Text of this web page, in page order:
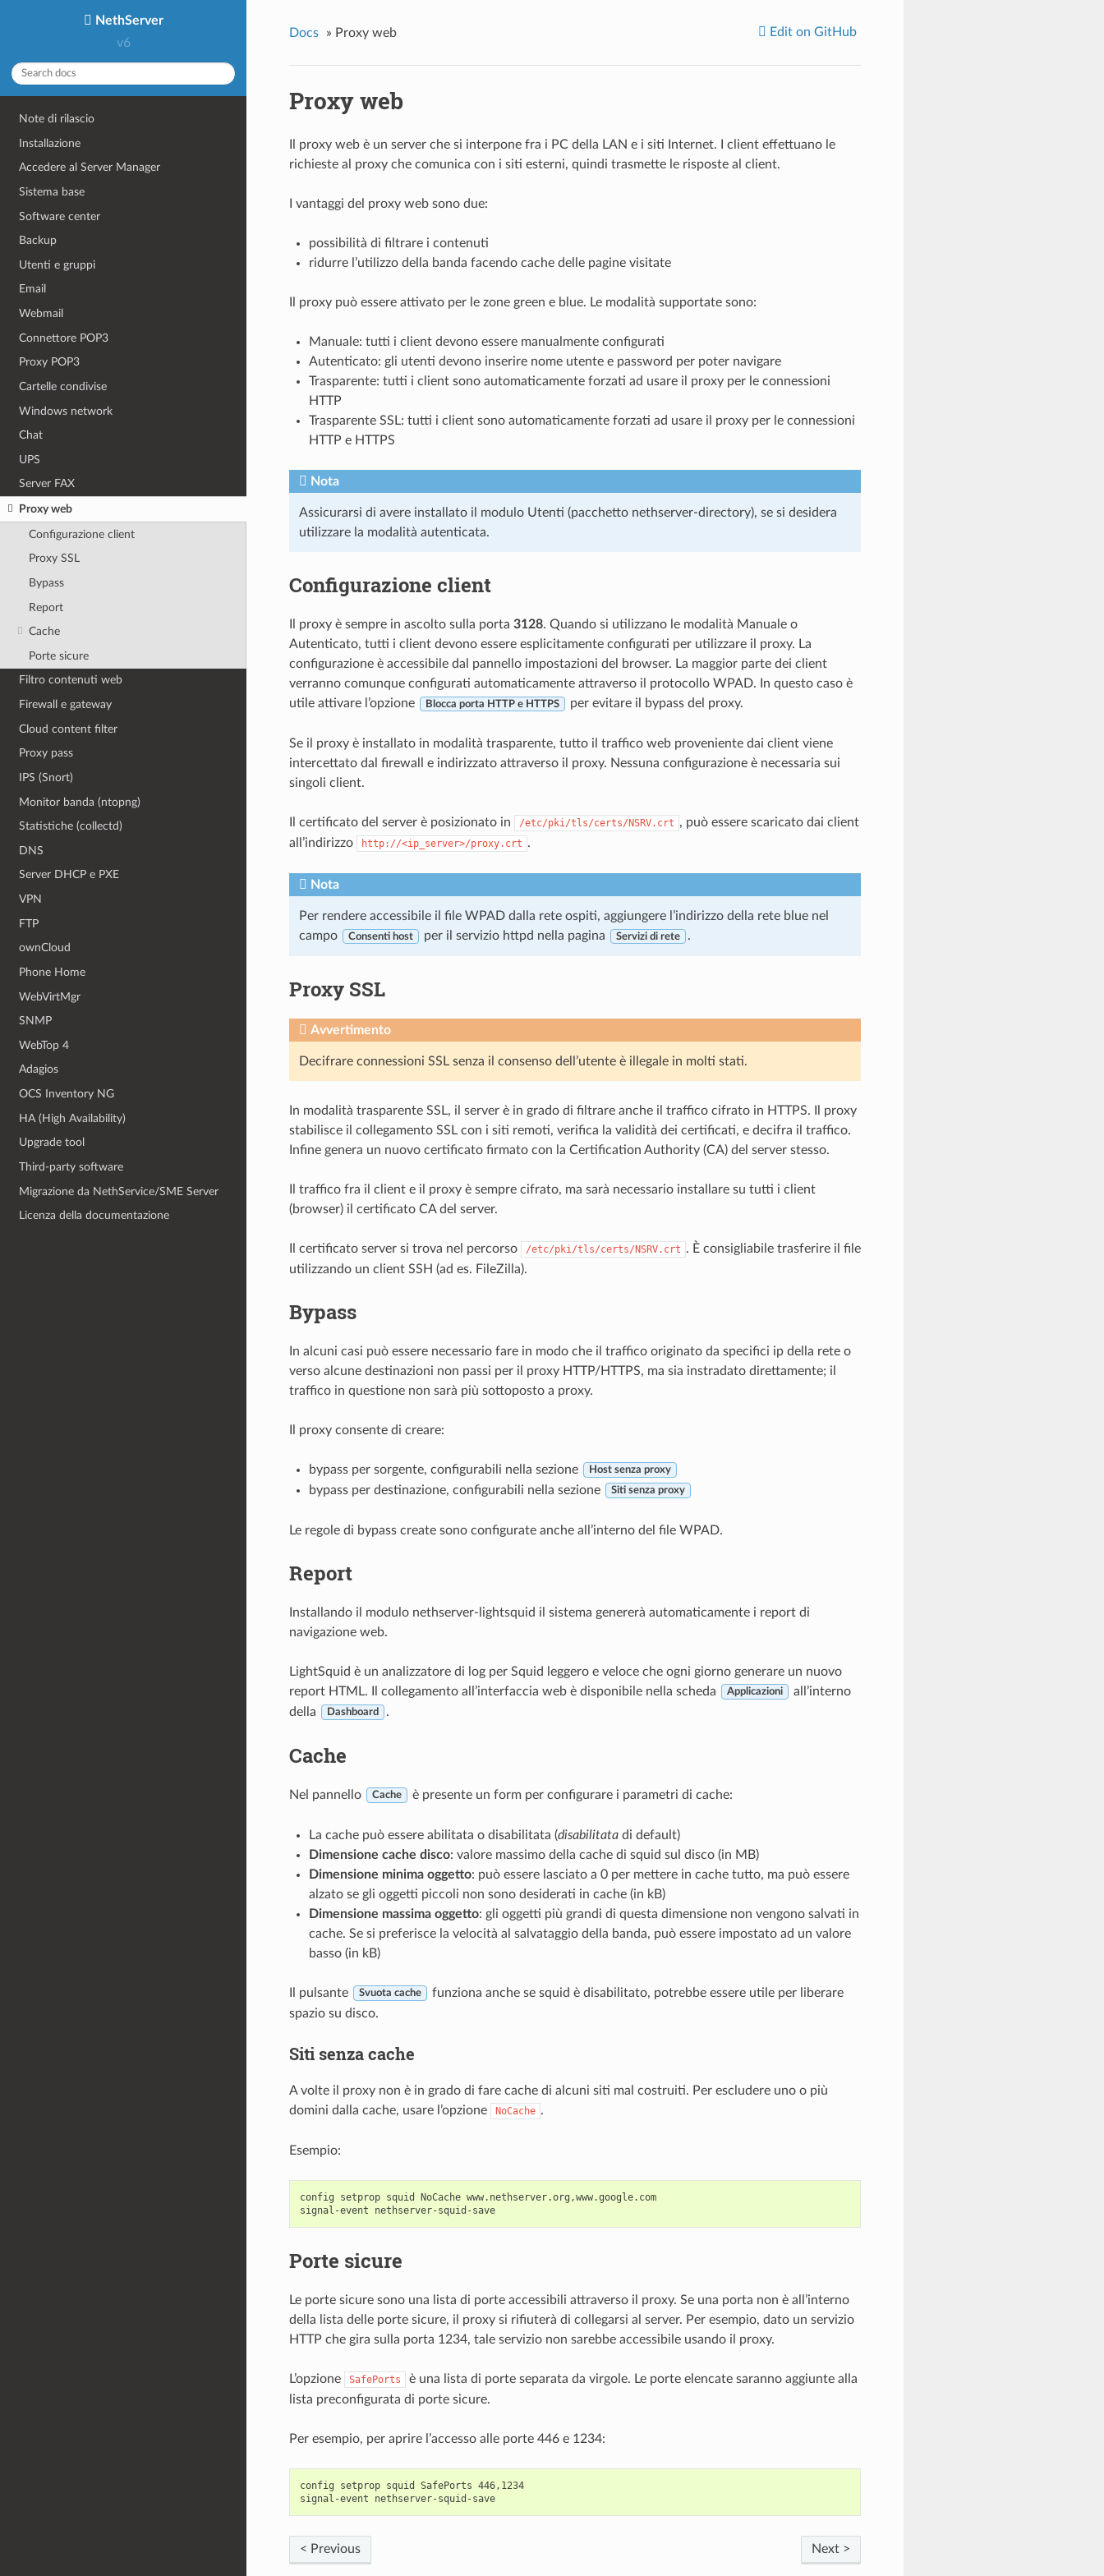
NethServer
v6
Note di rilascio
Installazione
Accedere al Server Manager
Sistema base
Software center
Backup
Utenti e gruppi
Email
Webmail
Connettore POP3
Proxy POP3
Cartelle condivise
Windows network
Chat
UPS
Server FAX
Proxy web
Configurazione client
Proxy SSL
Bypass
Report
Cache
Porte sicure
Filtro contenuti web
Firewall e gateway
Cloud content filter
Proxy pass
IPS (Snort)
Monitor banda (ntopng)
Statistiche (collectd)
DNS
Server DHCP e PXE
VPN
FTP
ownCloud
Phone Home
WebVirtMgr
SNMP
WebTop 4
Adagios
OCS Inventory NG
HA (High Availability)
Upgrade tool
Third-party software
Migrazione da NethService/SME Server
Licenza della documentazione
Docs » Proxy web Edit on GitHub
Proxy web
proxy web è un server che si interpone fra i PC della LAN e i siti Internet. I client effettuano le
richieste al proxy che comunica con i siti esterni, quindi trasmette le risposte al client.
I vantaggi del proxy web sono due:
possibilità di filtrare i contenuti
ridurre l’utilizzo della banda facendo cache delle pagine visitate
Il proxy può essere attivato per le zone green e blue. Le modalità supportate sono:
Manuale: tutti i client devono essere manualmente configurati
Autenticato: gli utenti devono inserire nome utente e password per poter navigare
Trasparente: tutti i client sono automaticamente forzati ad usare il proxy per le connessioni
HTTP
Trasparente SSL: tutti i client sono automaticamente forzati ad usare il proxy per le connessioni
HTTP e HTTPS
Nota
Assicurarsi di avere installato il modulo Utenti (pacchetto nethserver-directory), se si desidera
utilizzare la modalità autenticata.
Configurazione client
Il proxy è sempre in ascolto sulla porta 3128. Quando si utilizzano le modalità Manuale o
Autenticato, tutti i client devono essere esplicitamente configurati per utilizzare il proxy. La
configurazione è accessibile dal pannello impostazioni del browser. La maggior parte dei client
verranno comunque configurati automaticamente attraverso il protocollo WPAD. In questo caso è
utile attivare l’opzione
Blocca porta HTTP e HTTPS per evitare il bypass del proxy.
Se il proxy è installato in modalità trasparente, tutto il traffico web proveniente dai client viene
intercettato dal firewall e indirizzato attraverso il proxy. Nessuna configurazione è necessaria sui
singoli client.
Il certificato del server è posizionato in /etc/pki/tls/certs/NSRV.crt , può essere scaricato dai client
all’indirizzo
http://<ip_server>/proxy.crt .
Nota
Per rendere accessibile il file WPAD dalla rete ospiti, aggiungere l’indirizzo della rete blue nel
campo
Consenti host per il servizio httpd nella pagina Servizi di rete .
Proxy SSL
Avvertimento
Decifrare connessioni SSL senza il consenso dell’utente è illegale in molti stati.
In modalità trasparente SSL, il server è in grado di filtrare anche il traffico cifrato in HTTPS. Il proxy
stabilisce il collegamento SSL con i siti remoti, verifica la validità dei certificati, e decifra il traffico.
Infine genera un nuovo certificato firmato con la Certification Authority (CA) del server stesso.
Il traffico fra il client e il proxy è sempre cifrato, ma sarà necessario installare su tutti i client
(browser) il certificato CA del server.
Il certificato server si trova nel percorso /etc/pki/tls/certs/NSRV.crt . È consigliabile trasferire il file
utilizzando un client SSH (ad es. FileZilla).
Bypass
In alcuni casi può essere necessario fare in modo che il traffico originato da specifici ip della rete o
verso alcune destinazioni non passi per il proxy HTTP/HTTPS, ma sia instradato direttamente; il
traffico in questione non sarà più sottoposto a proxy.
Il proxy consente di creare:
bypass per sorgente, configurabili nella sezione Host senza proxy
bypass per destinazione, configurabili nella sezione Siti senza proxy
Le regole di bypass create sono configurate anche all’interno del file WPAD.
Report
Installando il modulo nethserver-lightsquid il sistema genererà automaticamente i report di
navigazione web.
LightSquid è un analizzatore di log per Squid leggero e veloce che ogni giorno generare un nuovo
report HTML. Il collegamento all’interfaccia web è disponibile nella scheda
Applicazioni
all’interno
della
Dashboard .
Cache
Nel pannello Cache è presente un form per configurare i parametri di cache:
La cache può essere abilitata o disabilitata (disabilitatadi default)
Dimensione cache disco: valore massimo della cache di squid sul disco (in MB)
Dimensione minima oggetto: può essere lasciato a 0 per mettere in cache tutto, ma può essere
alzato se gli oggetti piccoli non sono desiderati in cache (in kB)
Dimensione massima oggetto: gli oggetti più grandi di questa dimensione non vengono salvati in
cache. Se si preferisce la velocità al salvataggio della banda, può essere impostato ad un valore
basso (in kB)
Il pulsante Svuota cache
funziona anche se squid è disabilitato, potrebbe essere utile per liberare
spazio su disco.
Siti senza cache
A volte il proxy non è in grado di fare cache di alcuni siti mal costruiti. Per escludere uno o più
domini dalla cache, usare l’opzione
NoCache .
Esempio:
config setprop squid NoCache www.nethserver.org,www.google.com
signal-event nethserver-squid-save
Porte sicure
Le porte sicure sono una lista di porte accessibili attraverso il proxy. Se una porta non è all’interno
della lista delle porte sicure, il proxy si rifiuterà di collegarsi al server. Per esempio, dato un servizio
HTTP che gira sulla porta 1234, tale servizio non sarebbe accessibile usando il proxy.
L’opzione SafePorts
è una lista di porte separata da virgole. Le porte elencate saranno aggiunte alla
lista preconfigurata di porte sicure.
Per esempio, per aprire l’accesso alle porte 446 e 1234:
config setprop squid SafePorts 446,1234
signal-event nethserver-squid-save
Next >
< Previous